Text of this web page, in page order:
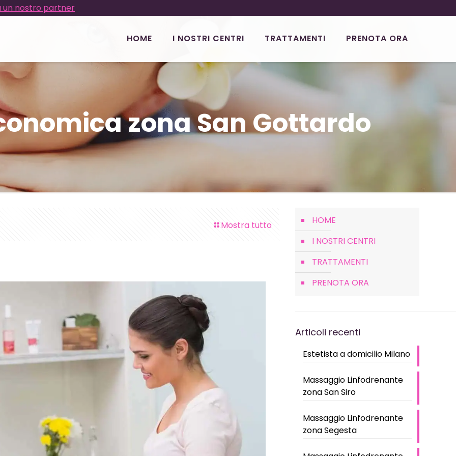
un nostro partner
HOME I NOSTRI CENTRI TRATTAMENTI PRENOTA ORA
zona San Gottardo
Mostra tutto
HOME
I NOSTRI CENTRI
TRATTAMENTI
PRENOTA ORA
Articoli recenti
Estetista a domicilio Milano
Massaggio Linfodrenante
zona San Siro
Massaggio Linfodrenante
zona Segesta